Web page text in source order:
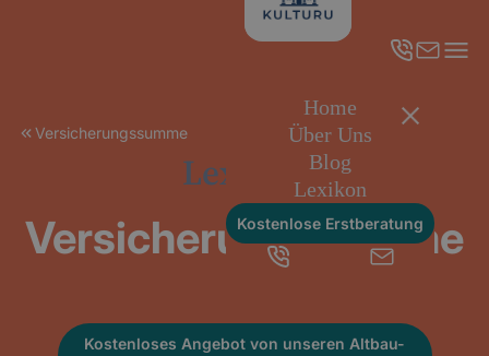
Home
Über Uns
Blog
Lexikon
Kostenlose Erstberatung
Versicherungssumme
Lexikon
Versicherungssumme
Kostenloses Angebot von unseren Altbau-